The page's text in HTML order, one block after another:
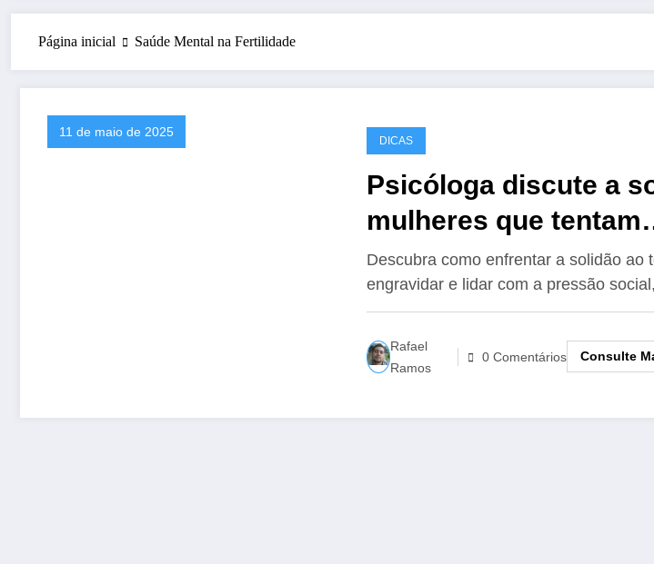
Página inicial Saúde Mental na Fertilidade
11 de maio de 2025
DICAS
Psicóloga discute a
mulheres que tentam
engravidar: impacto
pressão social e
Descubra como enfrentar a solidão ao
engravidar e lidar com a pressão
Rafael
Ramos
0 Comentários Consulte